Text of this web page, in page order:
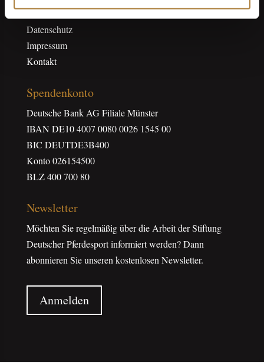
Über uns
Datenschutz
Impressum
Kontakt
Spendenkonto
Deutsche Bank AG Filiale Münster
IBAN DE10 4007 0080 0026 1545 00
BIC DEUTDE3B400
Konto 026154500
BLZ 400 700 80
Newsletter
Möchten Sie regelmäßig über die Arbeit der Stiftung
Deutscher Pferdesport informiert werden? Dann
abonnieren Sie unseren kostenlosen Newsletter.
Anmelden